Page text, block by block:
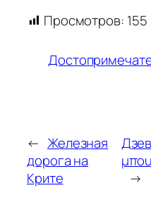
Просмотров: 155
← Железная
дорога на
Крите
→